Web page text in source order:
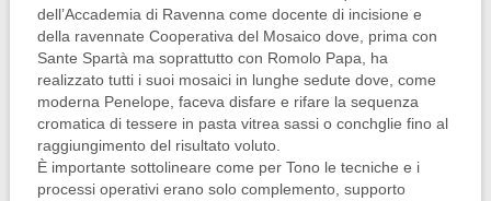
dell’Accademia di Ravenna come docente di incisione e
della ravennate Cooperativa del Mosaico dove, prima con
Sante Spartà ma soprattutto con Romolo Papa, ha
realizzato tutti i suoi mosaici in lunghe sedute dove, come
moderna Penelope, faceva disfare e rifare la sequenza
cromatica di tessere in pasta vitrea sassi o conchglie fino al
raggiungimento del risultato voluto.
È importante sottolineare come per Tono le tecniche e i
processi operativi erano solo complemento, supporto